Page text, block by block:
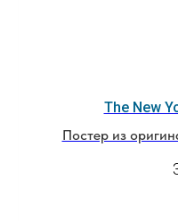
The New
Постер из